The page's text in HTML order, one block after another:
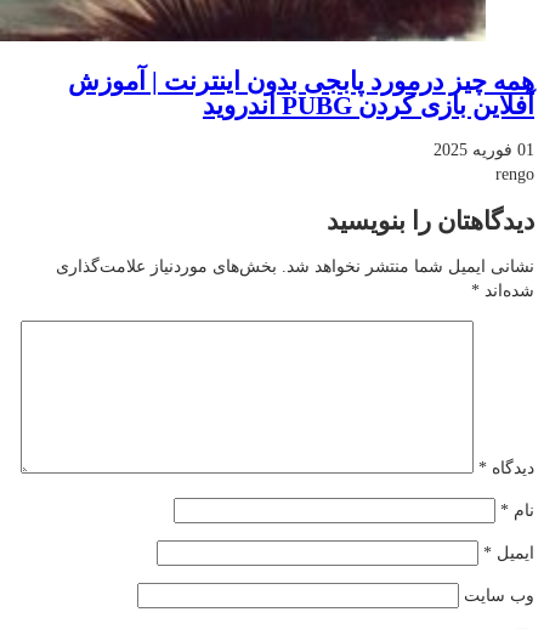
همه چیز درمورد پابجی بدون اینترنت | آموزش
آفلاین بازی کردن PUBG اندروید
01 فوریه 2025
rengo
دیدگاهتان را بنویسید
نشانی ایمیل شما منتشر نخواهد شد. بخش‌های موردنیاز علامت‌گذاری
شده‌اند *
دیدگاه *
نام *
ایمیل *
وب‌ سایت